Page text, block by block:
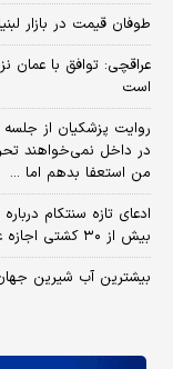
طوفان قیمت در بازار
عراقچی: توافق با عمان
است
روایت پزشکیان از جلسه
در داخل نمی‌خواهند
من استعفا بدهم اما ...
ادعای تازه سنتکام
بیش از ۳۰ کشتی اجازه عبور گرفتند
بیشترین آب شیرین